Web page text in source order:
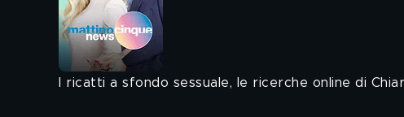
I ricatti a sfondo sessuale, le ricerche online di